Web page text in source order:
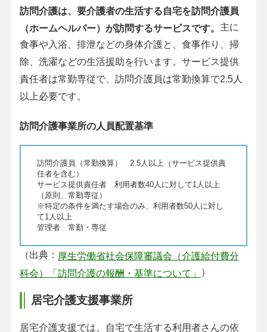
訪問介護は、要介護者の生活する自宅を訪問介護員
（ホームヘルパー）が訪問するサービスです。 主に
食事や入浴、排泄などの身体介護と、食事作り、掃
除、洗濯などの生活援助を行います。サービス提供
責任者は常勤専従で、訪問介護員は常勤換算で2.5人
以上必要です。
訪問介護事業所の人員配置基準
訪問介護員（常勤換算） 2.5人以上（サービス提供責
任者を含む）
サービス提供責任者 利用者数40人に対して1人以上
（原則、常勤専従）
※特定の条件を満たす場合のみ、利用者数50人に対し
て1人以上
管理者 常勤・専従
（出典： 厚生労働省社会保障審議会（介護給付費分
科会）「訪問介護の報酬・基準について」
）
居宅介護支援事業所
居宅介護支援では、自宅で生活する利用者さんの依